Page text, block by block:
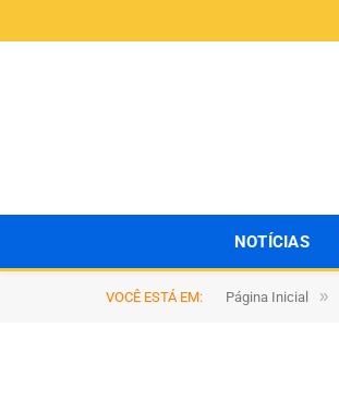
NOTÍCIAS
VOCÊ ESTÁ EM: Página Inicial »